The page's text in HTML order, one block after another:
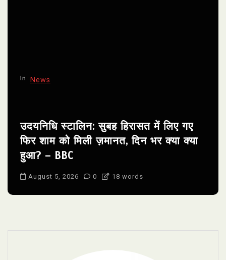
In News
उदयनिधि स्टालिन: सुबह हिरासत में लिए गए
फिर शाम को मिली ज़मानत, दिन भर क्या क्या
हुआ? – BBC
August 5, 2026 0 18 words